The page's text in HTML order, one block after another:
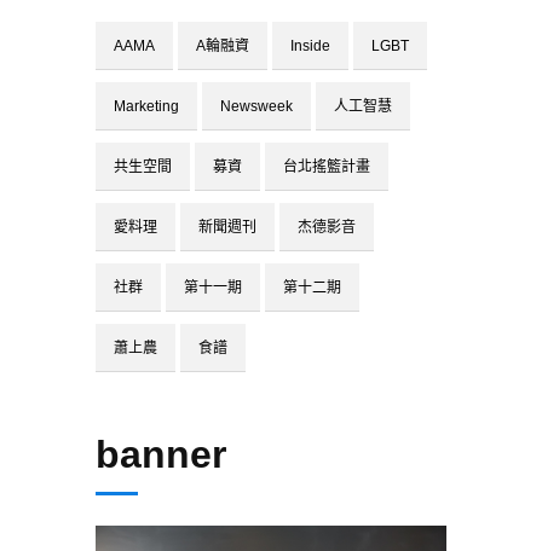
AAMA A輪融資 Inside LGBT
Marketing Newsweek 人工智慧
共生空間 募資 台北搖籃計畫
愛料理 新聞週刊 杰德影音
社群 第十一期 第十二期
蕭上農 食譜
banner